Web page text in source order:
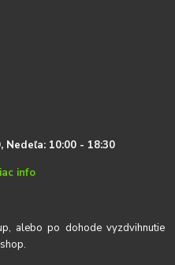
Nedeľa: 10:00 - 18:30
info
alebo po dohode vyzdvihnutie